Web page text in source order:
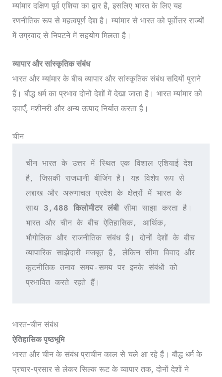
म्यांमार दक्षिण पूर्व एशिया का द्वार है, इसलिए भारत के लिए यह
रणनीतिक रूप से महत्वपूर्ण देश है। म्यांमार से भारत को पूर्वोत्तर राज्यों
में उग्रवाद से निपटने में सहयोग मिलता है।
व्यापार और सांस्कृतिक संबंध
भारत और म्यांमार के बीच व्यापार और सांस्कृतिक संबंध सदियों पुराने
हैं। बौद्ध धर्म का प्रभाव दोनों देशों में देखा जाता है। भारत म्यांमार को
दवाएँ, मशीनरी और अन्य उत्पाद निर्यात करता है।
चीन
चीन भारत के उत्तर में स्थित एक विशाल एशियाई देश
है, जिसकी राजधानी बीजिंग है। यह विशेष रूप से
लद्दाख और अरुणाचल प्रदेश के क्षेत्रों में भारत के
साथ 3,488 किलोमीटर लंबी सीमा साझा करता है।
भारत और चीन के बीच ऐतिहासिक, आर्थिक,
भौगोलिक और राजनीतिक संबंध हैं। दोनों देशों के बीच
व्यापारिक साझेदारी मजबूत है, लेकिन सीमा विवाद और
कूटनीतिक तनाव समय-समय पर इनके संबंधों को
प्रभावित करते रहते हैं।
भारत-चीन संबंध
ऐतिहासिक पृष्ठभूमि
भारत और चीन के संबंध प्राचीन काल से चले आ रहे हैं। बौद्ध धर्म के
प्रचार-प्रसार से लेकर सिल्क रूट के व्यापार तक, दोनों देशों ने